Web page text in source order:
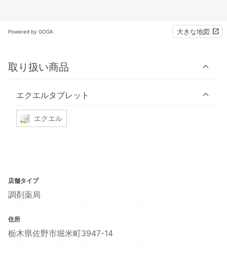
Powered by GOGA 大きな地図
取り扱い商品
エクエルタブレット
エクエル
店舗タイプ
調剤薬局
住所
栃木県佐野市堀米町3947-14